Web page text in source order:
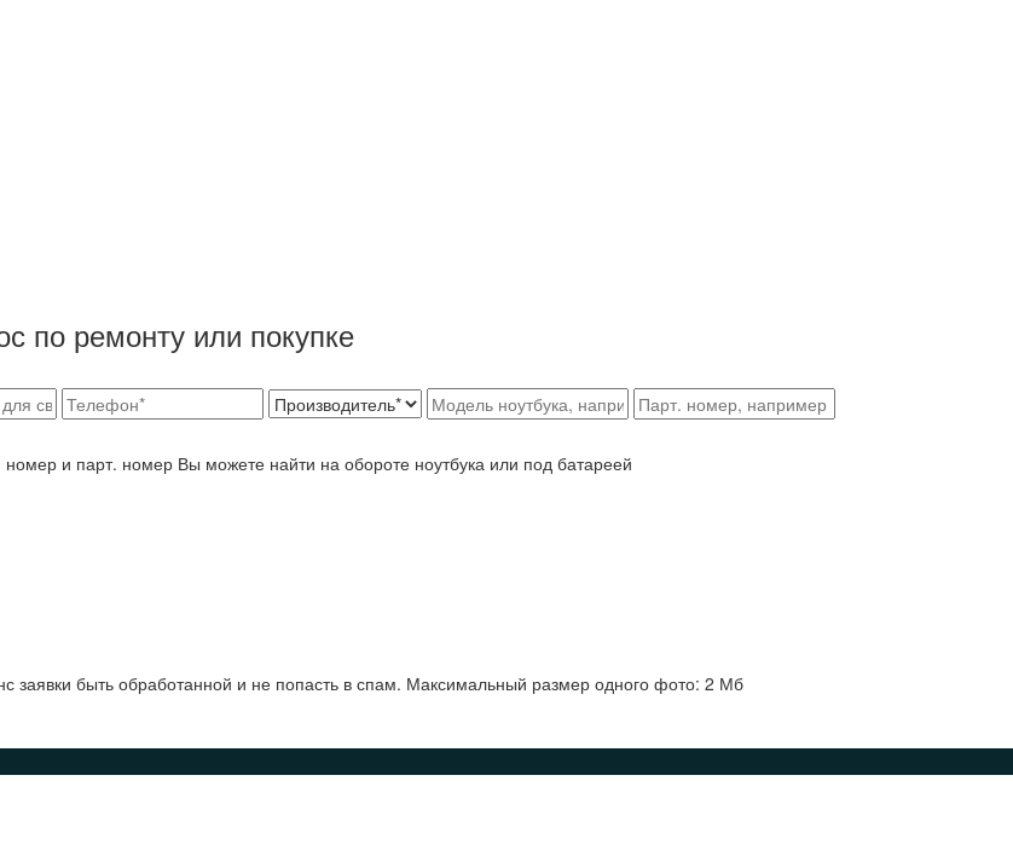
по ремонту или покупке
и парт. номер Вы можете найти на обороте ноутбука или под батареей
быть обработанной и не попасть в спам. Максимальный размер одного фото: 2 Мб